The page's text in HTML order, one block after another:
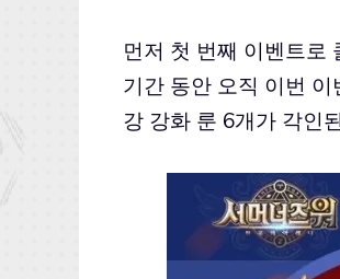
먼저 첫 번째 이벤트로
기간 동안 오직 이번
강 강화 룬 6개가 각인